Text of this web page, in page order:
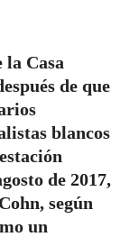
la Casa
de que
blancos
de 2017,
según
un